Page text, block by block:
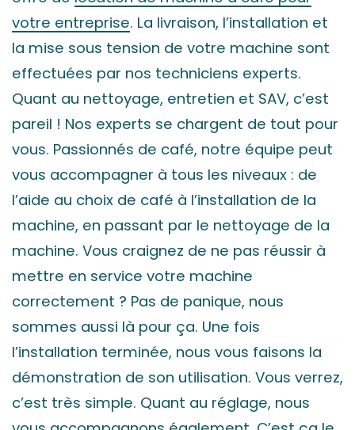
votre entreprise. La livraison, l’installation et
la mise sous tension de votre machine sont
effectuées par nos techniciens experts.
Quant au nettoyage, entretien et SAV, c’est
pareil ! Nos experts se chargent de tout pour
vous. Passionnés de café, notre équipe peut
vous accompagner à tous les niveaux : de
l’aide au choix de café à l’installation de la
machine, en passant par le nettoyage de la
machine. Vous craignez de ne pas réussir à
mettre en service votre machine
correctement ? Pas de panique, nous
sommes aussi là pour ça. Une fois
l’installation terminée, nous vous faisons la
démonstration de son utilisation. Vous verrez,
c’est très simple. Quant au réglage, nous